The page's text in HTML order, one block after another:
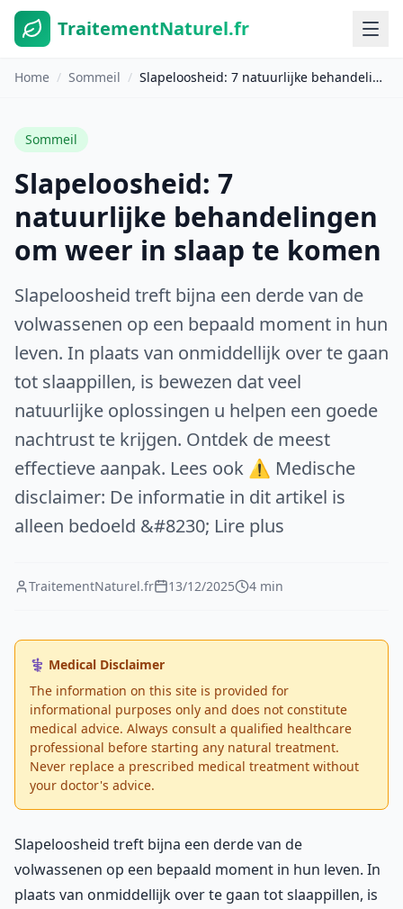
TraitementNaturel.fr
Home / Sommeil / Slapeloosheid: 7 natuurlijke behandelingen om weer in slaap te komen
Sommeil
Slapeloosheid: 7
natuurlijke behandelingen
om weer in slaap te komen
Slapeloosheid treft bijna een derde van de
volwassenen op een bepaald moment in hun
leven. In plaats van onmiddellijk over te gaan
tot slaappillen, is bewezen dat veel
natuurlijke oplossingen u helpen een goede
nachtrust te krijgen. Ontdek de meest
effectieve aanpak. Lees ook ⚠️ Medische
disclaimer: De informatie in dit artikel is
alleen bedoeld &#8230; Lire plus
TraitementNaturel.fr 13/12/2025 4 min
⚕️ Medical Disclaimer
The information on this site is provided for
informational purposes only and does not constitute
medical advice. Always consult a qualified healthcare
professional before starting any natural treatment.
Never replace a prescribed medical treatment without
your doctor's advice.
Slapeloosheid treft bijna een derde van de
volwassenen op een bepaald moment in hun leven. In
plaats van onmiddellijk over te gaan tot slaappillen, is